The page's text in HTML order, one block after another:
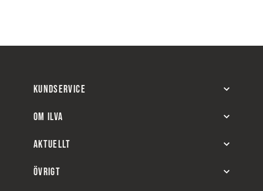
KUNDSERVICE
OM ILVA
AKTUELLT
ÖVRIGT